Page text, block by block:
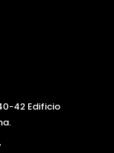
42 Edificio